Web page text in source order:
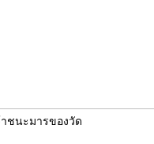
ชนะมารของวัด